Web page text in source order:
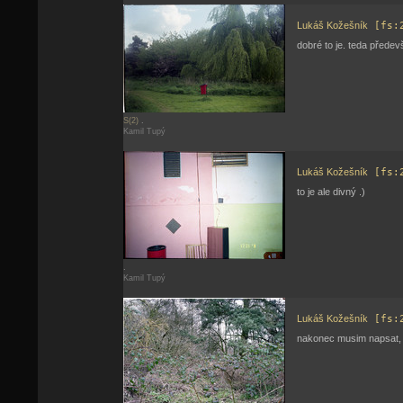
S(2) .
Kamil Tupý
Lukáš Kožešník
dobré to je. teda
.
Kamil Tupý
Lukáš Kožešník
to je ale divný .)
Lukáš Kožešník
nakonec musim